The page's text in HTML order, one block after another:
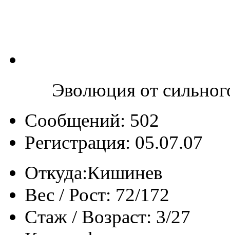
Эволюция от
Сообщений: 502
Регистрация: 05.07.07
Откуда:Кишинев
Вес / Рост: 72/172
Стаж / Возраст: 3/27